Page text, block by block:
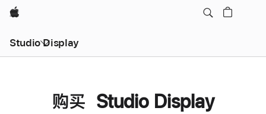
Apple
Studio Display
购买 Studio Display